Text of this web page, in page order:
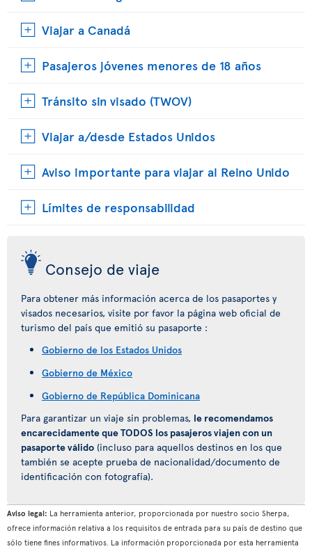
Viajar a Canadá
Pasajeros jóvenes menores de 18 años
Tránsito sin visado (TWOV)
Viajar a/desde Estados Unidos
Aviso importante para viajar al Reino Unido
Límites de responsabilidad
Consejo de viaje
Para obtener más información acerca de los pasaportes y
visados necesarios, visite por favor la página web oficial de
turismo del país que emitió su pasaporte :
Gobierno de los Estados Unidos
Gobierno de México
Gobierno de República Dominicana
Para garantizar un viaje sin problemas, le recomendamos
encarecidamente que TODOS los pasajeros viajen con un
pasaporte válido (incluso para aquellos destinos en los que
también se acepte prueba de nacionalidad/documento de
identificación con fotografía).
Aviso legal: La herramienta anterior, proporcionada por nuestro socio Sherpa,
ofrece información relativa a los requisitos de entrada para su país de destino que
sólo tiene fines informativos. La información proporcionada por esta herramienta